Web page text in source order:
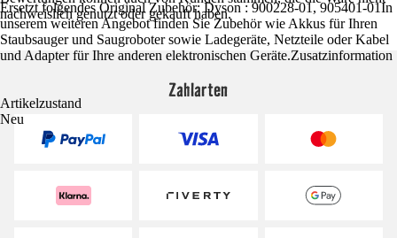
Ersetzt folgendes Original Zubehör: Dyson : 900228-01, 905401-01In
unserem weiteren Angebot finden Sie Zubehör wie Akkus für Ihren
Staubsauger und Saugroboter sowie Ladegeräte, Netzteile oder Kabel
und Adapter für Ihre anderen elektronischen Geräte.Zusatzinformation
Artikelzustand
Neu
nachweislich genutzt oder gekauft haben.
Zahlarten